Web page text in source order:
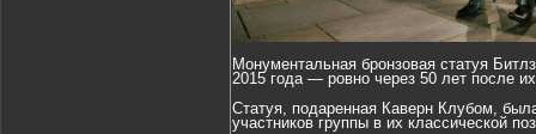
Монументальная бронзовая статуя
2015 года — ровно через 50 лет после
Статуя, подаренная Каверн Клубом,
участников группы в их классической